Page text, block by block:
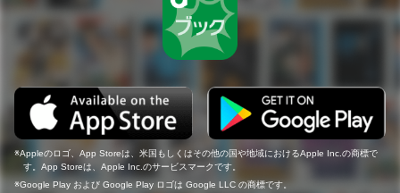
Appleのロゴ、App Storeは、米国もしくはその他の国や地域におけるApple Inc.の商標で
す。App Storeは、Apple Inc.のサービスマークです。
Google Play および Google Play ロゴは Google LLC の商標です。